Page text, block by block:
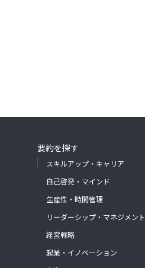
要約を探す
スキルアップ・キャリア
自己啓発・マインド
生産性・時間管理
リーダーシップ・マネジメント
経営戦略
起業・イノベーション